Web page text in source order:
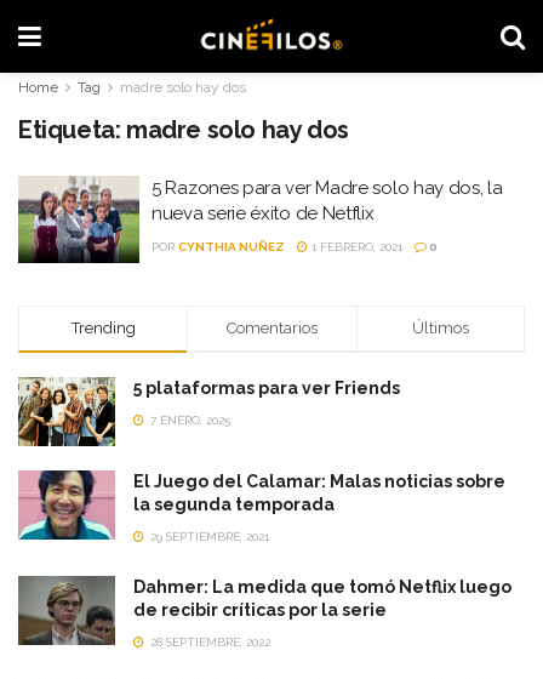
Home Tag madre solo hay dos
Etiqueta: madre solo hay dos
5 Razones para ver Madre solo hay dos, la
nueva serie éxito de Netflix
POR CYNTHIA NUÑEZ 1 FEBRERO, 2021 0
Trending Comentarios Últimos
5 plataformas para ver Friends
7 ENERO, 2025
El Juego del Calamar: Malas noticias sobre
la segunda temporada
29 SEPTIEMBRE, 2021
Dahmer: La medida que tomó Netflix luego
de recibir críticas por la serie
28 SEPTIEMBRE, 2022